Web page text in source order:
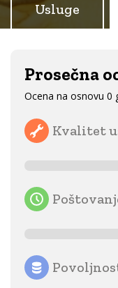
Usluge
Prosečna
Ocena na osnovu 0
Kvalitet